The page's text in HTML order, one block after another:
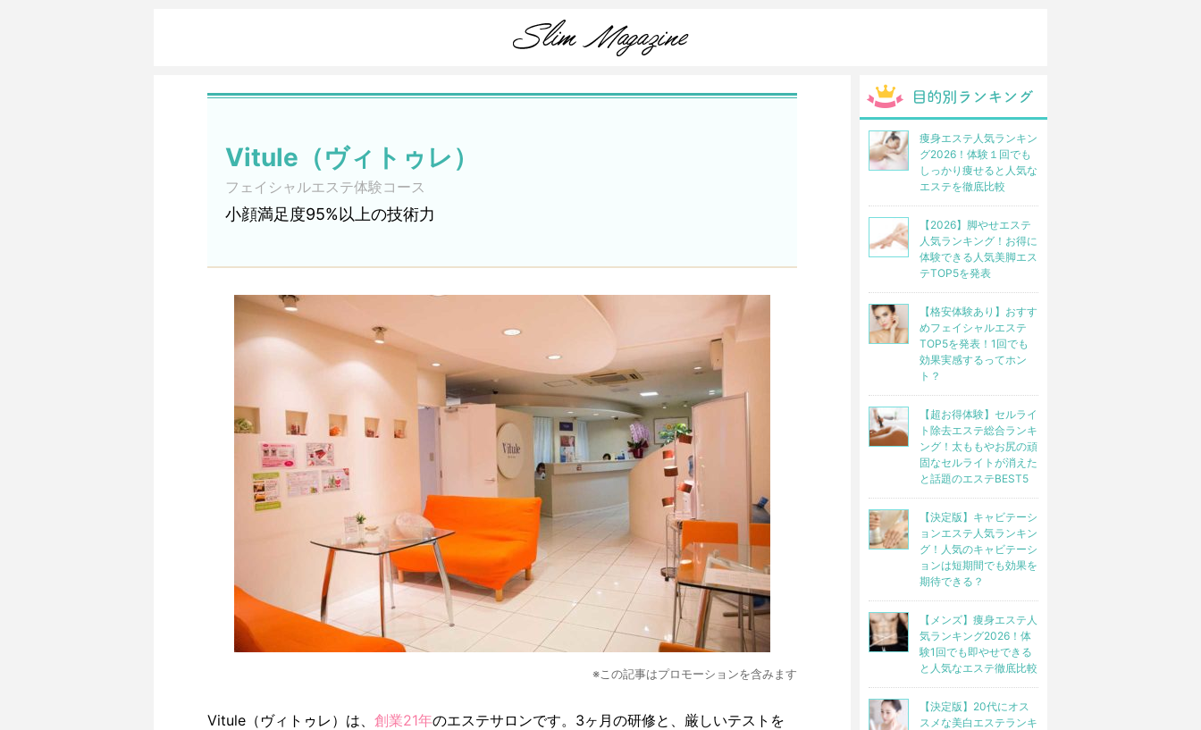
Vitule（ヴィトゥレ）
フェイシャルエステ体験コース
小顔満足度95%以上の技術力
※この記事はプロモーションを含みます
Vitule（ヴィトゥレ）は、 創業21年のエステサロンです。3ヶ月の研修と、厳しいテストを
痩身エステ人気ランキン
グ2026！体験１回でも
しっかり痩せると人気な
エステを徹底比較
【2026】脚やせエステ
人気ランキング！お得に
体験できる人気美脚エス
テTOP5を発表
【格安体験あり】おすす
めフェイシャルエステ
TOP5を発表！1回でも
効果実感するってホン
ト？
【超お得体験】セルライ
ト除去エステ総合ランキ
ング！太ももやお尻の頑
固なセルライトが消えた
と話題のエステBEST5
【決定版】キャビテーシ
ョンエステ人気ランキン
グ！人気のキャビテーシ
ョンは短期間でも効果を
期待できる？
【メンズ】痩身エステ人
気ランキング2026！体
験1回でも即やせできる
と人気なエステ徹底比較
【決定版】20代にオス
スメな美白エステランキ